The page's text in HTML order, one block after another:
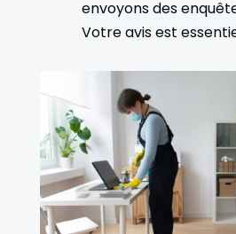
envoyons des
Votre avis est